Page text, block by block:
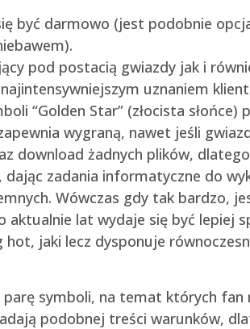
być darmowo (jest podobnie
pod postacią gwiazdy jak i
uznaniem
“Golden Star” (złocista
wygraną, nawet jeśli
download żadnych plików,
dając zadania informatyczne do
Wówczas gdy tak bardzo,
lat wydaje się być lepiej
hot, jaki lecz dysponuje
parę symboli, na temat których
podobnej treści warunków,